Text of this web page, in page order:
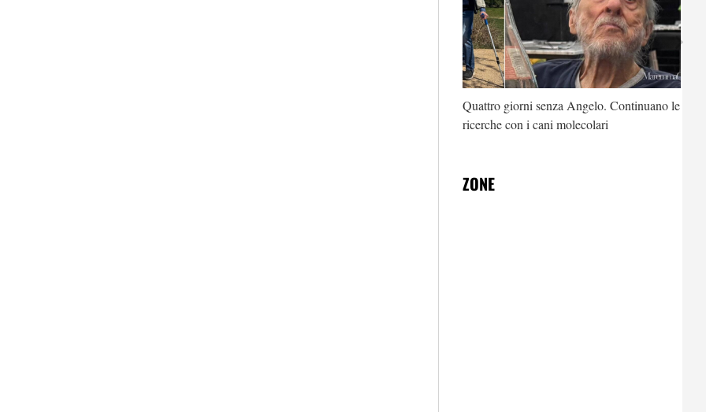
Quattro giorni senza Angelo. Continuano le
ricerche con i cani molecolari
ZONE